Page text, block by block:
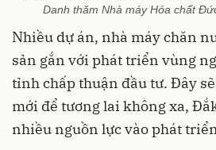
Danh thăm Nhà máy Hóa chất
Nhiều dự án, nhà máy chăn
sản gắn với phát triển vùng
tỉnh chấp thuận đầu tư. Đây
mới để tương lai không xa,
nhiều nguồn lực vào phát